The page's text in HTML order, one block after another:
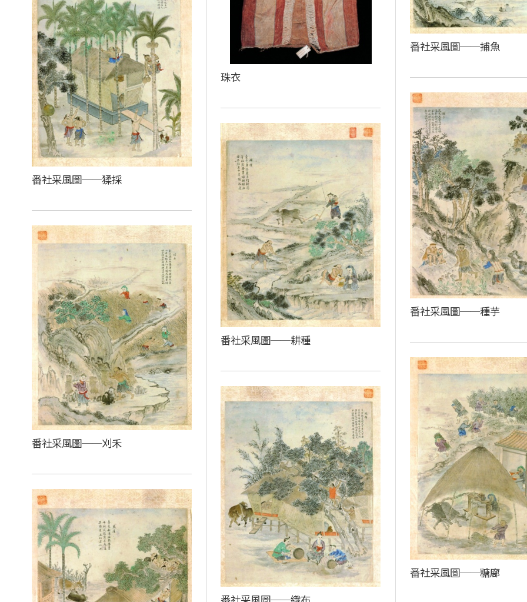
珠衣
番社采風圖──捕魚
番社采風圖──猱採
番社采風圖──種芋
番社采風圖──耕種
番社采風圖──刈禾
番社采風圖──糖廍